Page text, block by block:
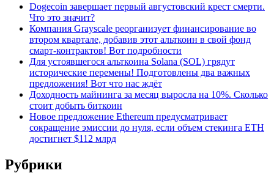
Dogecoin завершает первый августовский крест смерти.
Что это значит?
Компания Grayscale реорганизует финансирование во
втором квартале, добавив этот альткоин в свой фонд
смарт-контрактов! Вот подробности
Для устоявшегося альткоина Solana (SOL) грядут
исторические перемены! Подготовлены два важных
предложения! Вот что нас ждёт
Доходность майнинга за месяц выросла на 10%. Сколько
стоит добыть биткоин
Новое предложение Ethereum предусматривает
сокращение эмиссии до нуля, если объем стекинга ETH
достигнет $112 млрд
Рубрики